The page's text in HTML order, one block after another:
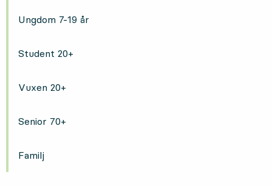
Ungdom 7-19 år
Student 20+
Vuxen 20+
Senior 70+
Familj